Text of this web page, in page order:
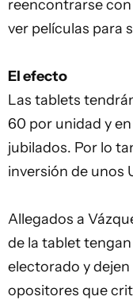
reencontrarse
ver películas para
El efecto
Las tablets
60 por unidad y
jubilados. Por lo
inversión de unos
Allegados a
de la tablet
electorado y
opositores que